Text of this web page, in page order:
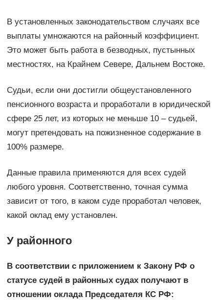
В установленных законодательством случаях все
выплаты умножаются на районный коэффициент.
Это может быть работа в безводных, пустынных
местностях, на Крайнем Севере, Дальнем Востоке.
Судьи, если они достигли общеустановленного
пенсионного возраста и проработали в юридической
сфере 25 лет, из которых не меньше 10 – судьей,
могут претендовать на пожизненное содержание в
100% размере.
Данные правила применяются для всех судей
любого уровня. Соответственно, точная сумма
зависит от того, в каком суде проработал человек,
какой оклад ему установлен.
У районного
В соответствии с приложением к Закону РФ о
статусе судей в районных судах получают в
отношении оклада Председателя КС РФ: